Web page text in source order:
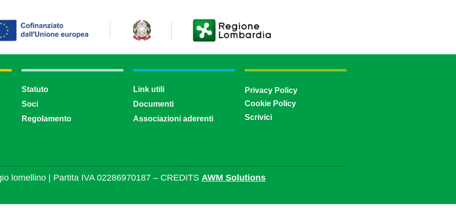
Statuto
Soci
Regolamento
Link utili
Documenti
Associazioni aderenti
Privacy Policy
Cookie Policy
Scrivici
lomellino | Partita IVA 02286970187 – CREDITS AWM Solutions